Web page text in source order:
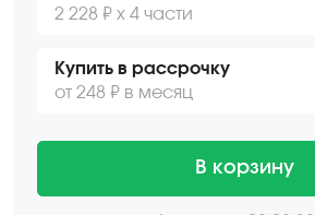
2 228 ₽ х 4 части
Купить в рассрочку
от 248 ₽ в месяц
В корзину